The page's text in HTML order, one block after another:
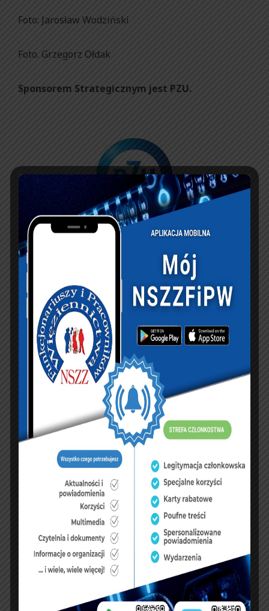
Foto: Jarosław Wodziński
Foto. Grzegorz Ołdak
Sponsorem Strategicznym jest PZU.
Galeria zdjęć: